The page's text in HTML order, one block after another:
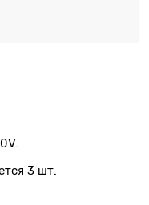
3 шт.